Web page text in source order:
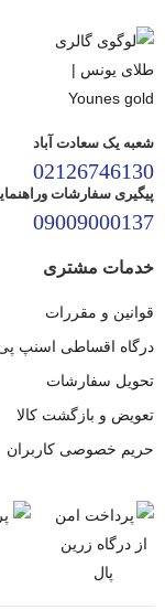
شعبه یک سعادت آباد
02126746130
پیگیری سفارشات وراهنمایی
09009000137
خدمات مشتری
قوانین و مقررات
درگاه اقساطی اسنپ
تحویل سفارشات
تعویض و بازگشت کالا
حریم خصوصی کاربران